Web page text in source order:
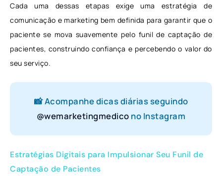
Cada uma dessas etapas exige uma estratégia de
comunicação e marketing bem definida para garantir que o
paciente se mova suavemente pelo funil de captação de
pacientes, construindo confiança e percebendo o valor do
seu serviço.
📸 Acompanhe dicas diárias seguindo
@wemarketingmedico no Instagram
Estratégias Digitais para Impulsionar Seu Funil de
Captação de Pacientes